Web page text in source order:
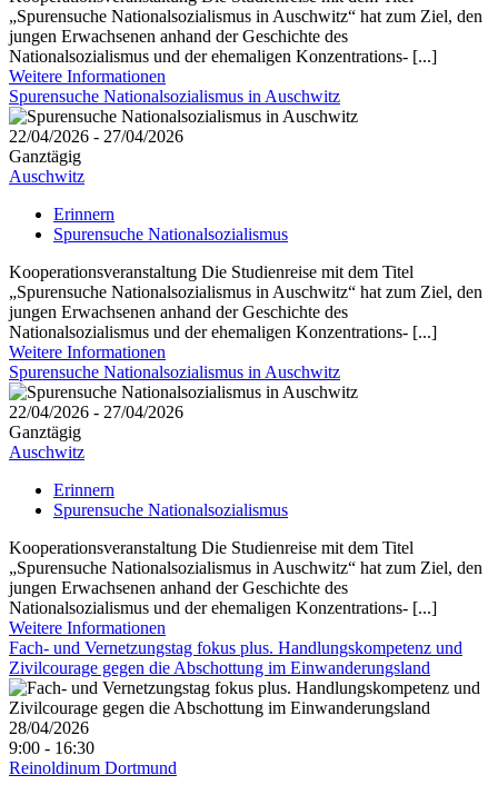
„Spurensuche Nationalsozialismus in Auschwitz“ hat zum Ziel, den
jungen Erwachsenen anhand der Geschichte des
Nationalsozialismus und der ehemaligen Konzentrations- [...]
Weitere Informationen
Spurensuche Nationalsozialismus in Auschwitz
22/04/2026 - 27/04/2026
Ganztägig
Auschwitz
Erinnern
Spurensuche Nationalsozialismus
Kooperationsveranstaltung Die Studienreise mit dem Titel
„Spurensuche Nationalsozialismus in Auschwitz“ hat zum Ziel, den
jungen Erwachsenen anhand der Geschichte des
Nationalsozialismus und der ehemaligen Konzentrations- [...]
Weitere Informationen
Spurensuche Nationalsozialismus in Auschwitz
22/04/2026 - 27/04/2026
Ganztägig
Auschwitz
Erinnern
Spurensuche Nationalsozialismus
Kooperationsveranstaltung Die Studienreise mit dem Titel
„Spurensuche Nationalsozialismus in Auschwitz“ hat zum Ziel, den
jungen Erwachsenen anhand der Geschichte des
Nationalsozialismus und der ehemaligen Konzentrations- [...]
Weitere Informationen
Fach- und Vernetzungstag fokus plus. Handlungskompetenz und
Zivilcourage gegen die Abschottung im Einwanderungsland
28/04/2026
9:00 - 16:30
Reinoldinum Dortmund